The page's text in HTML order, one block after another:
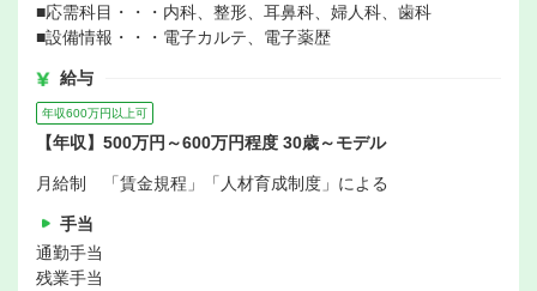
■応需科目・・・内科、整形、耳鼻科、婦人科、歯科
■設備情報・・・電子カルテ、電子薬歴
給与
年収600万円以上可
【年収】500万円～600万円程度 30歳～モデル
月給制 「賃金規程」「人材育成制度」による
手当
通勤手当
残業手当